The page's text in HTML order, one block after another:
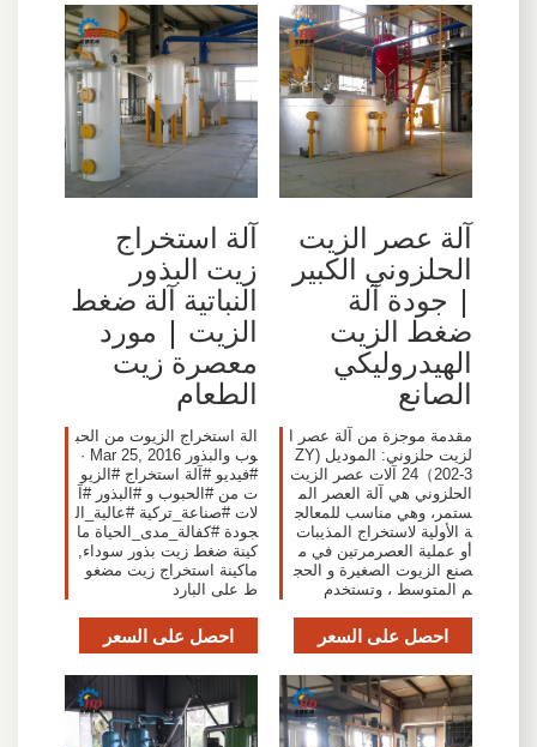
آلة عصر الزيت
الحلزوني الكبير
| جودة آلة
ضغط الزيت
الهيدروليكي
الصانع
مقدمة موجزة من آلة عصر ا
لزيت حلزوني: الموديل (ZY
24（202-3 آلات عصر الزيت
الحلزوني هي آلة العصر الم
ستمر، وهي مناسب للمعالج
ة الأولية لاستخراج المذيبات
أو عملية العصرمرتين في م
صنع الزيوت الصغيرة و الحج
م المتوسط ، وتستخدم
احصل على السعر
آلة استخراج
زيت البذور
النباتية آلة ضغط
الزيت | مورد
معصرة زيت
الطعام
الة استخراج الزيوت من الحب
وب والبذور Mar 25, 2016 ·
#فيديو #آلة استخراج #الزيو
ت من #الحبوب و #البذور #آ
لات #صناعة_تركية #عالية_ال
جودة #كفالة_مدى_الحياة ما
كينة ضغط زيت بذور سوداء,
ماكينة استخراج زيت مضغو
ط على البارد
احصل على السعر